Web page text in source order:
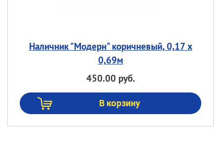
Наличник "Модерн" коричневый, 0,17 х
0,69м
450.00 руб.